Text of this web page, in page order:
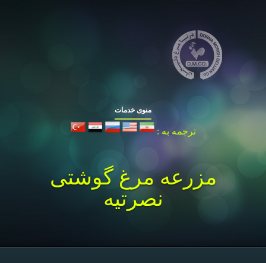
منوی خدمات
ترجمه به :
مزرعه مرغ گوشتی
نصرتیه